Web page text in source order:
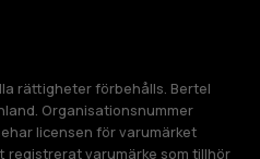
rättigheter förbehålls. Bertel
Organisationsnummer
licensen för varumärket
registrerat varumärke som tillhör